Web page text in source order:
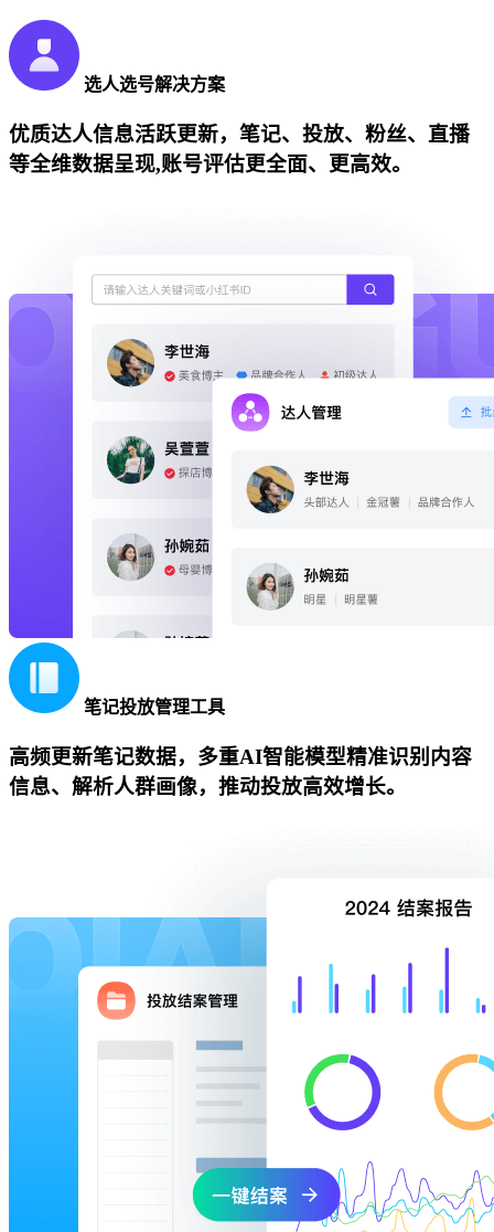
选人选号解决方案
优质达人信息活跃更新，笔记、投放、粉丝、直播
等全维数据呈现,账号评估更全面、更高效。
笔记投放管理工具
高频更新笔记数据，多重AI智能模型精准识别内容
信息、解析人群画像，推动投放高效增长。